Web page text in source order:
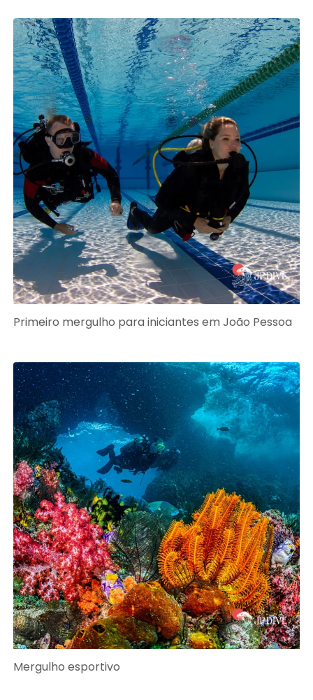
Primeiro mergulho para iniciantes em João Pessoa
Mergulho esportivo